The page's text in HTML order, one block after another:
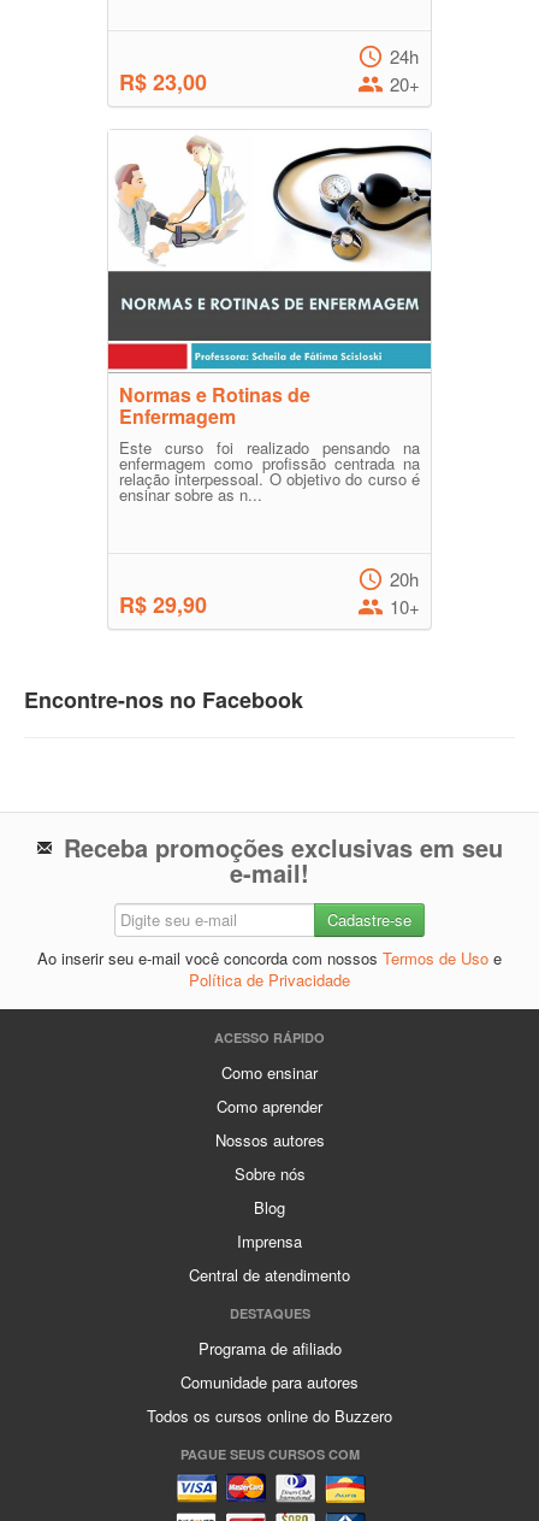
R$ 23,00
24h
20+
Normas e Rotinas de
Enfermagem
Este curso foi realizado pensando na
enfermagem como profissão centrada na
relação interpessoal. O objetivo do curso é
ensinar sobre as n...
R$ 29,90
20h
10+
Encontre-nos no Facebook
Receba promoções exclusivas em seu
e-mail!
Ao inserir seu e-mail você concorda com nossos Termos de Uso e
Política de Privacidade
ACESSO RÁPIDO
Como ensinar
Como aprender
Nossos autores
Sobre nós
Blog
Imprensa
Central de atendimento
DESTAQUES
Programa de afiliado
Comunidade para autores
Todos os cursos online do Buzzero
PAGUE SEUS CURSOS COM